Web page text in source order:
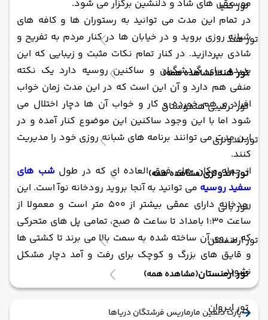
تور کنیا
تور هند
تور هند(مشاهده همه)
تور ترکیبی هندوستان
تور اندونزی
تور اندونزی(مشاهده همه)
تور بالی
تور ارمنستان
تور ارمنستان(مشاهده همه)
تور ایروان
موسیقی های شاد و دلنشین برگزار می شود.
در تمام این مدت می توانید به رستوران ها و کافه های
شبانه روزی بروید و در خیابان ها در کنار مردم به تفریح و
شادی بپردازید. در کنار تمام نکات مثبت و زیبایی که این
پدیده برای گردشگران و ساکنین روسیه دارد یک نکته
منفی هم دارد و آن این است که در این مدت زمان خواب
افراد بر هم خورده و کار و خواب آن ها دچار اختلال می
شود اما با این وجود ساکنین این موضوع کنار آمده و در
این مدت می توانند برنامه های شبانه روزی خود را مدیریت
کنند.
از جمله مکان های فوق العاده ای که در طول شب های
سفید روسیه می توانید به آنجا بروید رودخانه نوآ است. این
رودخانه دارای عمقی بیشتر از 500 متر است و معمولا از
ساعت 1:30 بامداد تا ساعت 5 صبح، تمامی پل های متحرکی
که بر روی آن ساخته شده به سمت بالا می برند تا کشتی ها
و قایق های بزرگ و کوچک برای رفت و آمد دچار مشکل
نشوند.
پارک دلفین مارماریس فرشتگان دریاها